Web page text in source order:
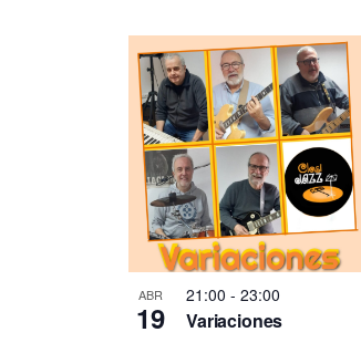
ABR
19
21:00 - 23:00
Variaciones